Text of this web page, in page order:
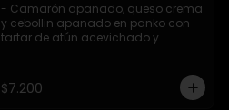
- Camarón apanado, queso crema
y cebollin apanado en panko con
tartar de atún acevichado y
$7.200